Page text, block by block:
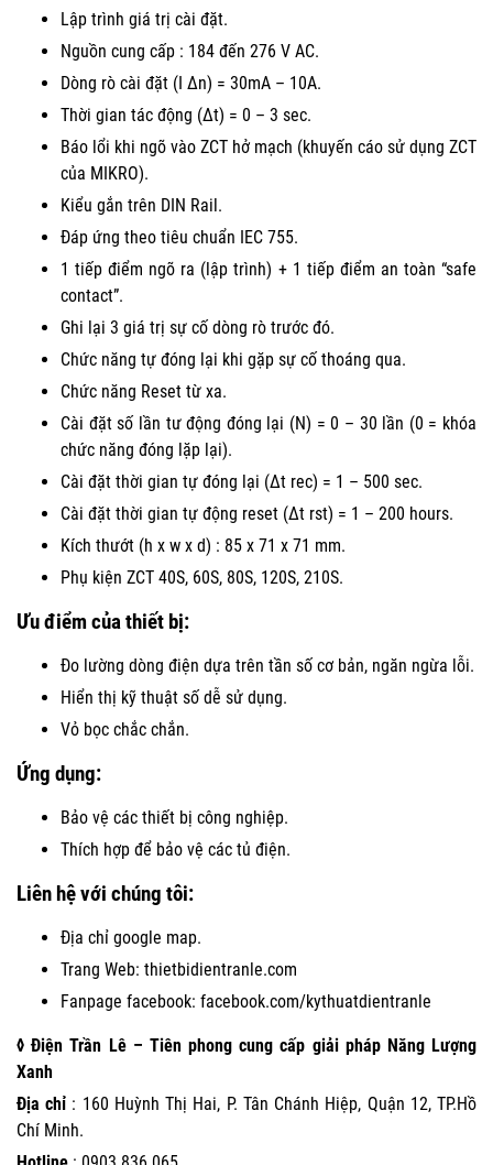
Lập trình giá trị cài đặt.
Nguồn cung cấp : 184 đến 276 V AC.
Dòng rò cài đặt (I Δn) = 30mA – 10A.
Thời gian tác động (Δt) = 0 – 3 sec.
Báo lổi khi ngõ vào ZCT hở mạch (khuyến cáo sử dụng ZCT
của MIKRO).
Kiểu gắn trên DIN Rail.
Đáp ứng theo tiêu chuẩn IEC 755.
1 tiếp điểm ngõ ra (lập trình) + 1 tiếp điểm an toàn “safe
contact”.
Ghi lại 3 giá trị sự cố dòng rò trước đó.
Chức năng tự đóng lại khi gặp sự cố thoáng qua.
Chức năng Reset từ xa.
Cài đặt số lần tư động đóng lại (N) = 0 – 30 lần (0 = khóa
chức năng đóng lặp lại).
Cài đặt thời gian tự đóng lại (Δt rec) = 1 – 500 sec.
Cài đặt thời gian tự động reset (Δt rst) = 1 – 200 hours.
Kích thướt (h x w x d) : 85 x 71 x 71 mm.
Phụ kiện ZCT 40S, 60S, 80S, 120S, 210S.
Ưu điểm của thiết bị:
Đo lường dòng điện dựa trên tần số cơ bản, ngăn ngừa lỗi.
Hiển thị kỹ thuật số dễ sử dụng.
Vỏ bọc chắc chắn.
Ứng dụng:
Bảo vệ các thiết bị công nghiệp.
Thích hợp để bảo vệ các tủ điện.
Liên hệ với chúng tôi:
Địa chỉ google map.
Trang Web: thietbidientranle.com
Fanpage facebook: facebook.com/kythuatdientranle
◊ Điện Trần Lê – Tiên phong cung cấp giải pháp Năng Lượng
Xanh
Địa chỉ : 160 Huỳnh Thị Hai, P. Tân Chánh Hiệp, Quận 12, TP.Hồ
Chí Minh.